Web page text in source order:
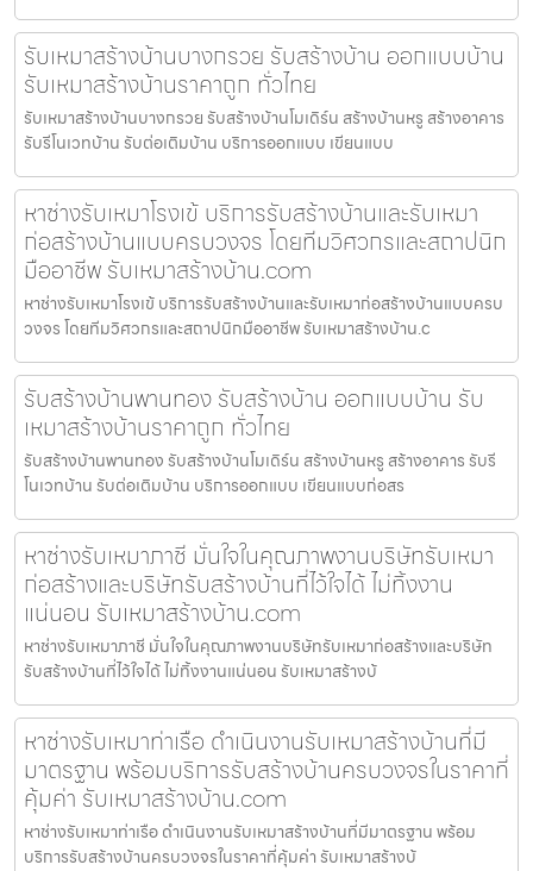
รับเหมาสร้างบ้านบางกรวย รับสร้างบ้าน ออกแบบบ้าน
รับเหมาสร้างบ้านราคาถูก ทั่วไทย
รับเหมาสร้างบ้านบางกรวย รับสร้างบ้านโมเดิร์น สร้างบ้านหรู สร้างอาคาร
รับรีโนเวทบ้าน รับต่อเติมบ้าน บริการออกแบบ เขียนแบบ
หาช่างรับเหมาโรงเข้ บริการรับสร้างบ้านและรับเหมา
ก่อสร้างบ้านแบบครบวงจร โดยทีมวิศวกรและสถาปนิก
มืออาชีพ รับเหมาสร้างบ้าน.com
หาช่างรับเหมาโรงเข้ บริการรับสร้างบ้านและรับเหมาก่อสร้างบ้านแบบครบ
วงจร โดยทีมวิศวกรและสถาปนิกมืออาชีพ รับเหมาสร้างบ้าน.c
รับสร้างบ้านพานทอง รับสร้างบ้าน ออกแบบบ้าน รับ
เหมาสร้างบ้านราคาถูก ทั่วไทย
รับสร้างบ้านพานทอง รับสร้างบ้านโมเดิร์น สร้างบ้านหรู สร้างอาคาร รับรี
โนเวทบ้าน รับต่อเติมบ้าน บริการออกแบบ เขียนแบบก่อสร
หาช่างรับเหมาภาชี มั่นใจในคุณภาพงานบริษัทรับเหมา
ก่อสร้างและบริษัทรับสร้างบ้านที่ไว้ใจได้ ไม่ทิ้งงาน
แน่นอน รับเหมาสร้างบ้าน.com
หาช่างรับเหมาภาชี มั่นใจในคุณภาพงานบริษัทรับเหมาก่อสร้างและบริษัท
รับสร้างบ้านที่ไว้ใจได้ ไม่ทิ้งงานแน่นอน รับเหมาสร้างบ้
หาช่างรับเหมาท่าเรือ ดำเนินงานรับเหมาสร้างบ้านที่มี
มาตรฐาน พร้อมบริการรับสร้างบ้านครบวงจรในราคาที่
คุ้มค่า รับเหมาสร้างบ้าน.com
หาช่างรับเหมาท่าเรือ ดำเนินงานรับเหมาสร้างบ้านที่มีมาตรฐาน พร้อม
บริการรับสร้างบ้านครบวงจรในราคาที่คุ้มค่า รับเหมาสร้างบ้